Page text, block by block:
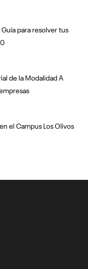
para resolver tus
de la Modalidad A
el Campus Los Olivos